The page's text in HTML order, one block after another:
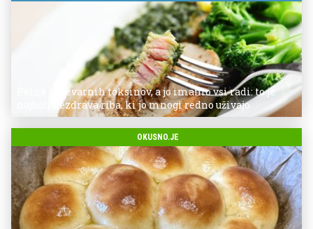
Polna je nevarnih toksinov, a jo imamo vsi radi: to je
najbolj nezdrava riba, ki jo mnogi redno uživajo
OKUSNO.JE